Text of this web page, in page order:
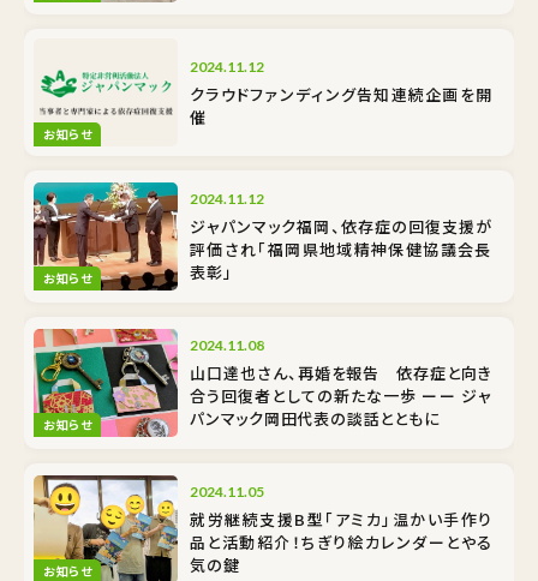
お知らせ
2024.11.12
クラウドファンディング告知連続企画を開
催
お知らせ
2024.11.12
ジャパンマック福岡、依存症の回復支援が
評価され「福岡県地域精神保健協議会長
表彰」
お知らせ
2024.11.08
山口達也さん、再婚を報告 依存症と向き
合う回復者としての新たな一歩 ーー ジャ
パンマック岡田代表の談話とともに
お知らせ
2024.11.05
就労継続支援B型「アミカ」温かい手作り
品と活動紹介！ちぎり絵カレンダーとやる
気の鍵